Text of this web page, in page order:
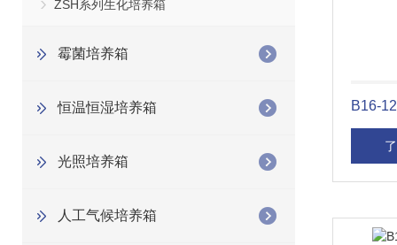
ZSH系列生化培养箱
霉菌培养箱
恒温恒湿培养箱
光照培养箱
人工气候培养箱
B16-